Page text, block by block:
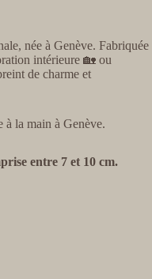
née à Genève. Fabriquée
intérieure 🏡 ou
de charme et
la main à Genève.
entre 7 et 10 cm.